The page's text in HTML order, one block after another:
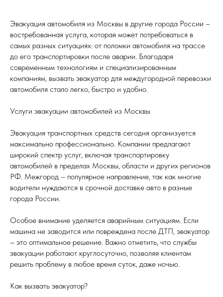
Эвакуация автомобиля из Москвы в другие города России –
востребованная услуга, которая может потребоваться в
самых разных ситуациях: от поломки автомобиля на трассе
до его транспортировки после аварии. Благодаря
современным технологиям и специализированным
компаниям, вызвать эвакуатор для междугородной перевозки
автомобиля стало легко, быстро и удобно.
Услуги эвакуации автомобилей из Москвы
Эвакуация транспортных средств сегодня организуется
максимально профессионально. Компании предлагают
широкий спектр услуг, включая транспортировку
автомобилей в пределах Москвы, области и других регионов
РФ. Межгород – популярное направление, так как многие
водители нуждаются в срочной доставке авто в разные
города России.
Особое внимание уделяется аварийным ситуациям. Если
машина не заводится или повреждена после ДТП, эвакуатор
– это оптимальное решение. Важно отметить, что службы
эвакуации работают круглосуточно, позволяя клиентам
решить проблему в любое время суток, даже ночью.
Как вызвать эвакуатор?